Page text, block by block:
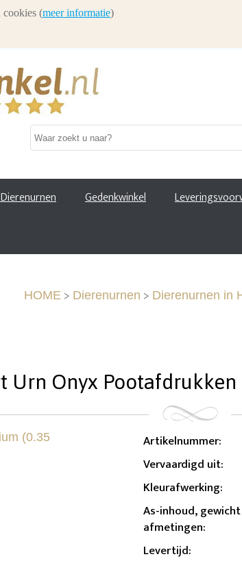
Gedenkwinkel
HOME > Dierenurnen > Dierenurnen in
Urn Onyx
Artikelnummer:
Vervaardigd uit:
Kleurafwerking:
As-inhoud,
afmetingen:
Levertijd:
cookies (meer informatie)